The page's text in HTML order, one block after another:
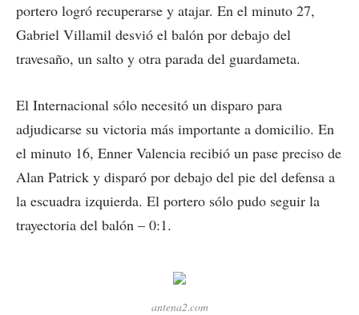
portero logró recuperarse y atajar. En el minuto 27,
Gabriel Villamil desvió el balón por debajo del
travesaño, un salto y otra parada del guardameta.
El Internacional sólo necesitó un disparo para
adjudicarse su victoria más importante a domicilio. En
el minuto 16, Enner Valencia recibió un pase preciso de
Alan Patrick y disparó por debajo del pie del defensa a
la escuadra izquierda. El portero sólo pudo seguir la
trayectoria del balón – 0:1.
antena2.com